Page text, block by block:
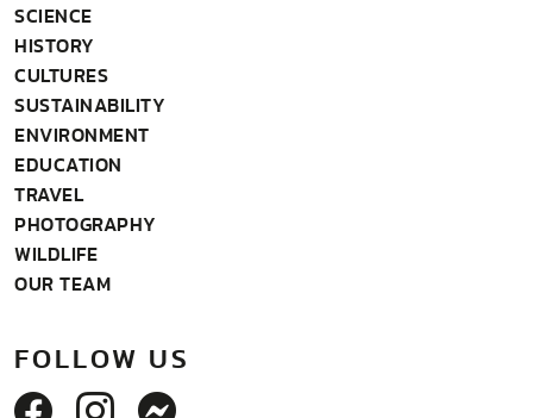
SCIENCE
HISTORY
CULTURES
SUSTAINABILITY
ENVIRONMENT
EDUCATION
TRAVEL
PHOTOGRAPHY
WILDLIFE
OUR TEAM
FOLLOW US